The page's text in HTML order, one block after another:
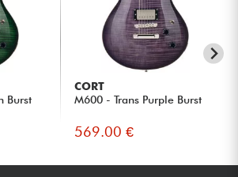
Burst
CORT
M600 - Trans Purple Burst
569.00 €